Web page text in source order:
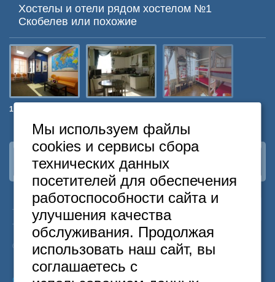
Хостелы и отели рядом хостелом №1
Скобелев или похожие
1 Мая
Наша группа ВКонтакте
Москва
Санкт-Петербург
Бесплатный
+7 495 646-74-40
+7 812
418-22-18
8 800 222-58-32
© 2015 Hostels of Moscow. Все права защищены.
Согласие на обработку персональных данных
Мы используем файлы
cookies и сервисы сбора
технических данных
посетителей для обеспечения
работоспособности сайта и
улучшения качества
обслуживания. Продолжая
использовать наш сайт, вы
соглашаетесь с